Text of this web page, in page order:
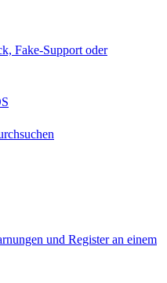
Fake-Support oder
und Register an einem